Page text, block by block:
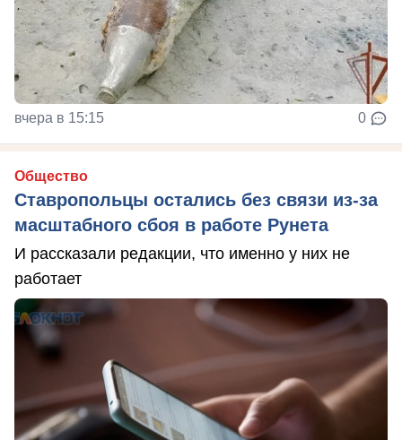
вчера в 15:15 0
Общество
Ставропольцы остались без связи из-за
масштабного сбоя в работе Рунета
И рассказали редакции, что именно у них не
работает